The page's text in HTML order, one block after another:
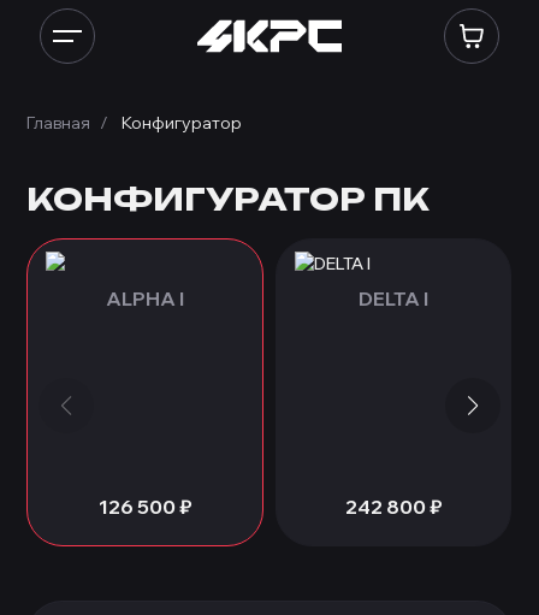
Главная Конфигуратор
КОНФИГУРАТОР ПК
ALPHA I
126 500₽
DELTA I
242 800₽
Конфигуратор ПК: сборка ПК онлайн по комплектующим,